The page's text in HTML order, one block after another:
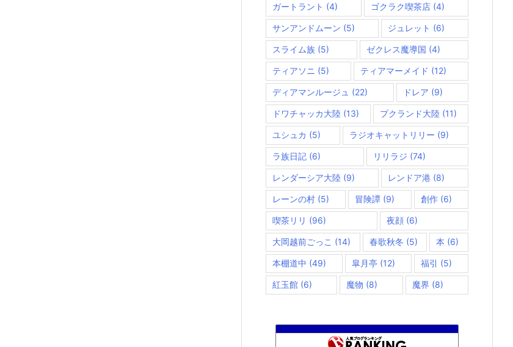
ガートラント (4) ゴクラク喫茶店 (4)
サンアンドムーン (5) ジュレット (6)
スライム族 (5) ゼクレス魔導国 (4)
ティアソニ (5) ティアマーメイド (12)
ディアマンルージュ (22) ドレア (9)
ドワチャッカ大陸 (13) プクランド大陸 (11)
ユシュカ (5) ラジオキャットリリー (9)
ラ族日記 (6) リリラジ (74)
レンダーシア大陸 (9) レンドア港 (8)
レーンの村 (5) 冒険譚 (9) 創作(6)
喫茶リリ (96) 夜顔(6)
大岡越前ごっこ (14) 春歌秋冬 (5) 本 (6)
本棚道中 (49) 皐月亭 (12) 福引 (5)
紅玉館 (6) 魔物 (8) 魔界 (8)